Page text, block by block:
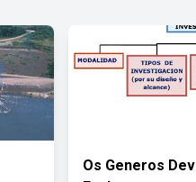
Os Generos